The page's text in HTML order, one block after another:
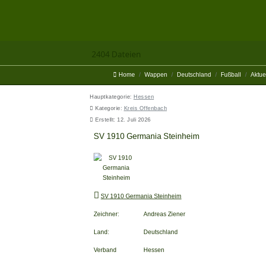
2404 Dateien
Home Wappen Deutschland Fußball
Hauptkategorie: Hessen
Kategorie: Kreis Offenbach
Erstellt: 12. Juli 2026
SV 1910 Germania Steinheim
SV 1910 Germania Steinheim
Zeichner: Andreas Ziener
Land: Deutschland
Verband Hessen